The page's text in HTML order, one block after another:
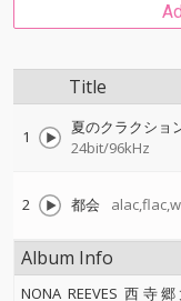
Title
1 夏のクラクショ
24bit/96kHz
2 都会
Album Info
NONA REEVES 西